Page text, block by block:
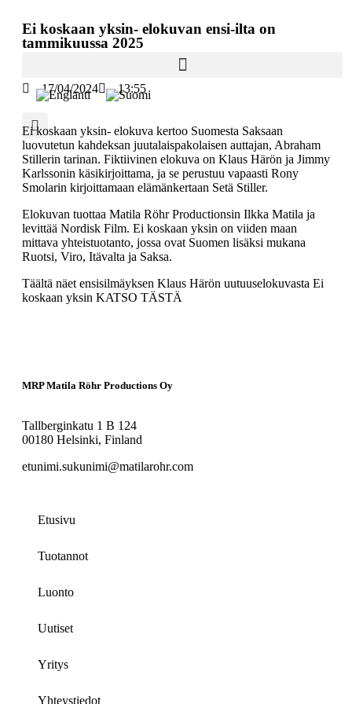
Ei koskaan yksin- elokuvan ensi-ilta on
tammikuussa 2025
17/04/2024 13:55
Ei koskaan yksin- elokuva kertoo Suomesta Saksaan
luovutetun kahdeksan juutalaispakolaisen auttajan, Abraham
Stillerin tarinan. Fiktiivinen elokuva on Klaus Härön ja Jimmy
Karlssonin käsikirjoittama, ja se perustuu vapaasti Rony
Smolarin kirjoittamaan elämänkertaan Setä Stiller.
Elokuvan tuottaa Matila Röhr Productionsin Ilkka Matila ja
levittää Nordisk Film. Ei koskaan yksin on viiden maan
mittava yhteistuotanto, jossa ovat Suomen lisäksi mukana
Ruotsi, Viro, Itävalta ja Saksa.
Täältä näet ensisilmäyksen Klaus Härön uutuuselokuvasta Ei
koskaan yksin KATSO TÄSTÄ
MRP Matila Röhr Productions Oy
Tallberginkatu 1 B 124
00180 Helsinki, Finland
etunimi.sukunimi@matilarohr.com
Etusivu
Tuotannot
Luonto
Uutiset
Yritys
Yhteystiedot